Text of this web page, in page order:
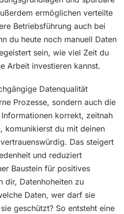
ermöglichen verteilte
Betriebsführung auch bei
du heute noch manuell Daten
sein, wie viel Zeit du
Arbeit investieren kannst.
Datenqualität
Prozesse, sondern auch die
korrekt, zeitnah
komunikierst du mit deinen
Das steigert
und reduziert
Baustein für positives
dir, Datenhoheiten zu
Daten, wer darf sie
geschützt? So entsteht eine